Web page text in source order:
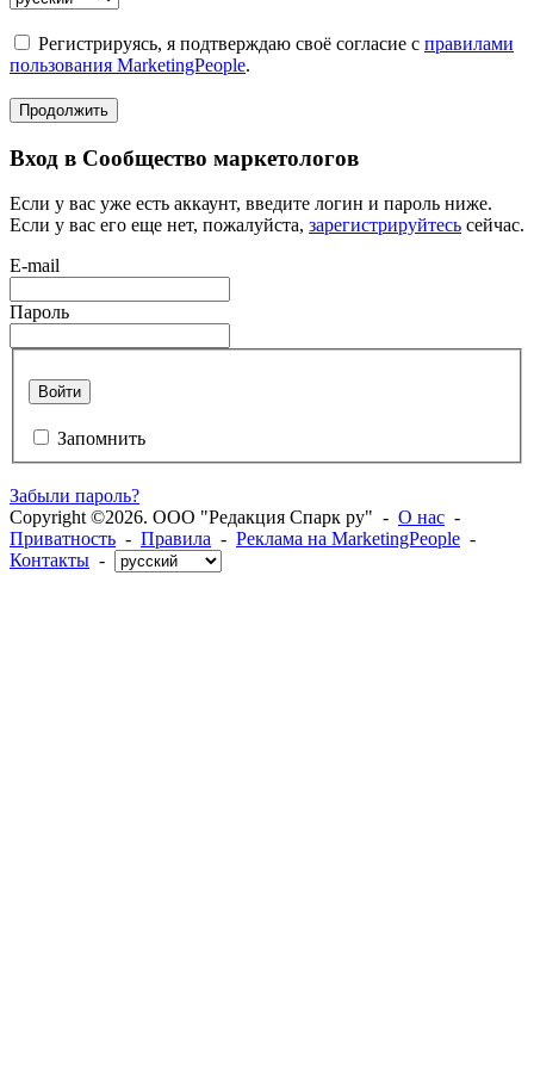
Регистрируясь, я подтверждаю своё согласие с правилами
пользования MarketingPeople.
Продолжить
Вход в Сообщество маркетологов
Если у вас уже есть аккаунт, введите логин и пароль ниже.
Если у вас его еще нет, пожалуйста, зарегистрируйтесь сейчас.
E-mail
Пароль
Войти
Запомнить
Забыли пароль?
Copyright ©2026. ООО "Редакция Спарк ру" - О нас -
Приватность - Правила - Реклама на MarketingPeople -
Контакты -